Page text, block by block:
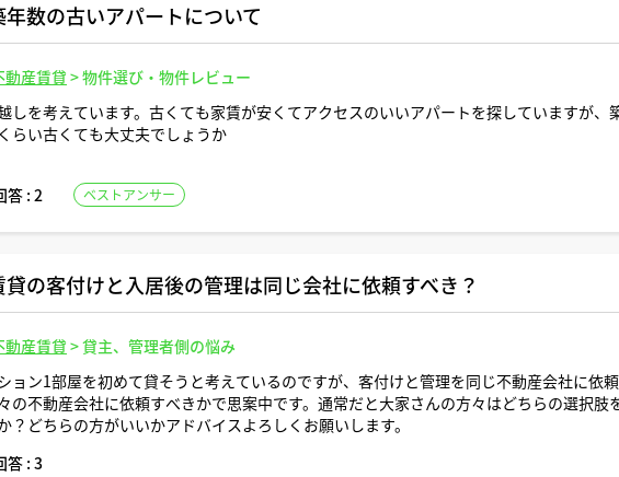
年数の古いアパートについて
動産賃貸 >物件選び・物件レビュー
しを考えています。古くても家賃が安くてアクセスのいいアパートを探していますが、
らい古くても大丈夫でしょうか
答 : 2 ベストアンサー
貸の客付けと入居後の管理は同じ会社に依頼すべき？
動産賃貸 >貸主、管理者側の悩み
ョン1部屋を初めて貸そうと考えているのですが、客付けと管理を同じ不動産会社に依
の不動産会社に依頼すべきかで思案中です。通常だと大家さんの方々はどちらの選択肢
？どちらの方がいいかアドバイスよろしくお願いします。
答 : 3